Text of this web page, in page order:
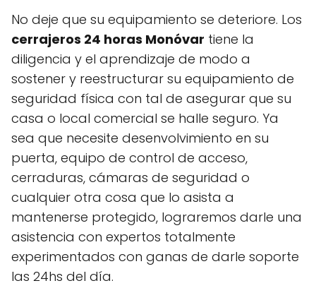
No deje que su equipamiento se deteriore. Los
cerrajeros 24 horas Monóvar tiene la
diligencia y el aprendizaje de modo a
sostener y reestructurar su equipamiento de
seguridad física con tal de asegurar que su
casa o local comercial se halle seguro. Ya
sea que necesite desenvolvimiento en su
puerta, equipo de control de acceso,
cerraduras, cámaras de seguridad o
cualquier otra cosa que lo asista a
mantenerse protegido, lograremos darle una
asistencia con expertos totalmente
experimentados con ganas de darle soporte
las 24hs del día.